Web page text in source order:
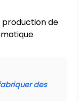
production de
des